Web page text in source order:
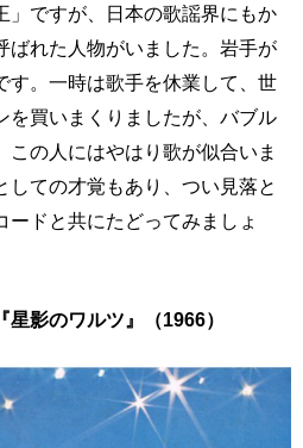
」ですが、日本の歌謡界にもか
ばれた人物がいました。岩手が
す。一時は歌手を休業して、世
を買いまくりましたが、バブル
この人にはやはり歌が似合いま
しての才覚もあり、つい見落と
ードと共にたどってみましょ
星影のワルツ』（1966）